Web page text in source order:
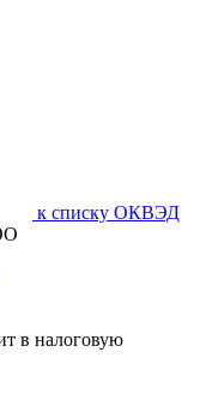
к списку ОКВЭД
в налоговую